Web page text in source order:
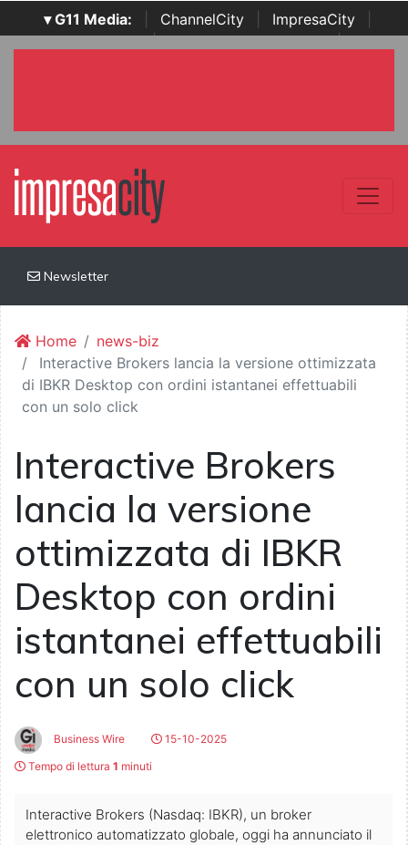
▾ G11 Media: ChannelCity ImpresaCity
SecurityOpenLab | Italian Channel Awards | Italian
Newsletter
Home
news-biz
Interactive Brokers lancia la versione ottimizzata
di IBKR Desktop con ordini istantanei effettuabili
con un solo click
Interactive Brokers
lancia la versione
ottimizzata di IBKR
Desktop con ordini
istantanei effettuabili
con un solo click
Business Wire
15-10-2025
Tempo di lettura 1 minuti
Interactive Brokers (Nasdaq: IBKR), un broker
elettronico automatizzato globale, oggi ha annunciato il